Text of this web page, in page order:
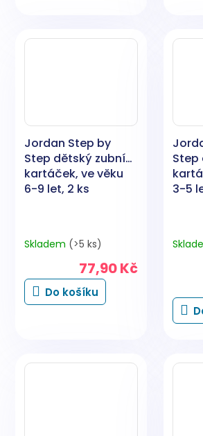
Jordan Step by
Step dětský zubní
kartáček, ve věku
6-9 let, 2 ks
Skladem (>5 ks)
77,90 Kč
Do košíku
Step
3-5